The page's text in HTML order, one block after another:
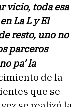
vicio, toda esa
La L y El
resto, uno no
parceros
pa’ la
de la
que se